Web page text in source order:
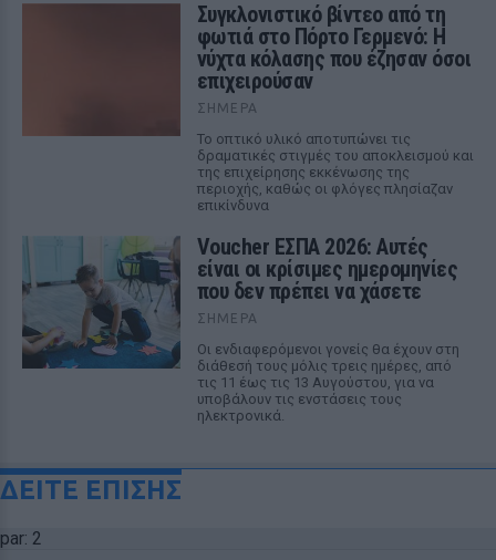
Συγκλονιστικό βίντεο από τη
φωτιά στο Πόρτο Γερμενό: Η
νύχτα κόλασης που έζησαν όσοι
επιχειρούσαν
ΣΉΜΕΡΑ
Το οπτικό υλικό αποτυπώνει τις
δραματικές στιγμές του αποκλεισμού και
της επιχείρησης εκκένωσης της
περιοχής, καθώς οι φλόγες πλησίαζαν
επικίνδυνα
Voucher ΕΣΠΑ 2026: Αυτές
είναι οι κρίσιμες ημερομηνίες
που δεν πρέπει να χάσετε
ΣΉΜΕΡΑ
Οι ενδιαφερόμενοι γονείς θα έχουν στη
διάθεσή τους μόλις τρεις ημέρες, από
τις 11 έως τις 13 Αυγούστου, για να
υποβάλουν τις ενστάσεις τους
ηλεκτρονικά.
ΔΕΙΤΕ ΕΠΙΣΗΣ
par: 2